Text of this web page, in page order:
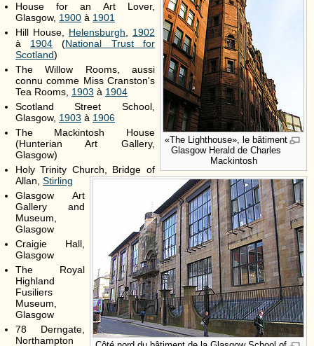
«The Lighthouse», le bâtiment
Glasgow Herald de Charles
Mackintosh
House for an Art Lover,
Glasgow, 1900 à 1901
Hill House, Helensburgh
1902
à 1904 (National Trust for
Scotland)
The Willow Rooms, aussi
connu comme Miss Cranston's
Tea Rooms, 1903 à 1904
Scotland Street School,
Glasgow, 1903 à 1906
The Mackintosh House
(Hunterian Art Gallery,
Glasgow)
Holy Trinity Church, Bridge of
Allan, Stirling
Glasgow Art
Gallery and
Museum,
Glasgow
Craigie Hall,
Glasgow
The Royal
Highland
Fusiliers
Museum,
Glasgow
78 Derngate,
Northampton